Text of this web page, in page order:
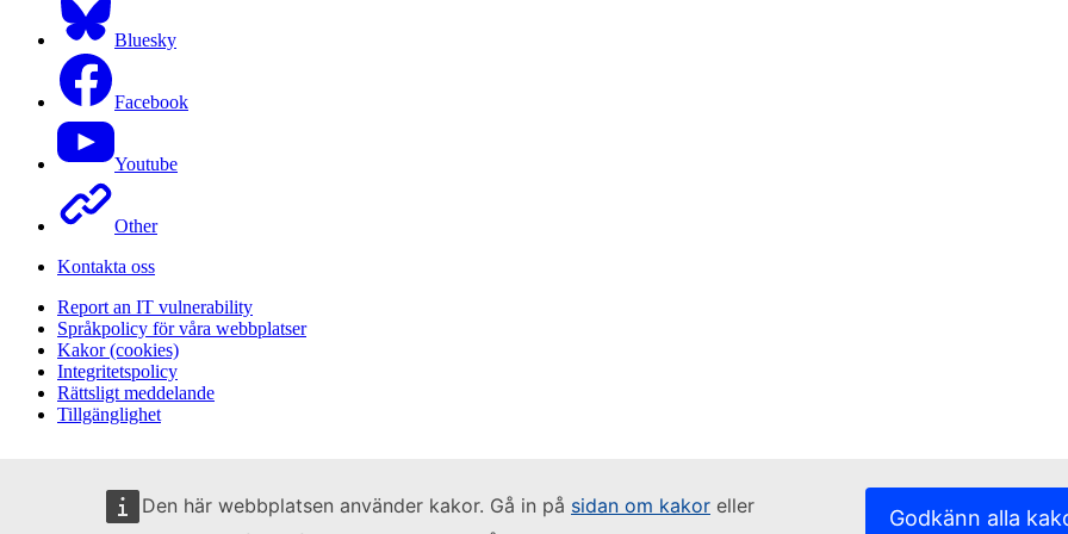
Den här webbplatsen använder kakor. Gå in på sidan om kakor eller
Godkänn alla
Bluesky
Facebook
Youtube
Other
Kontakta oss
Report an IT vulnerability
Språkpolicy för våra webbplatser
Kakor (cookies)
Integritetspolicy
Rättsligt meddelande
Tillgänglighet